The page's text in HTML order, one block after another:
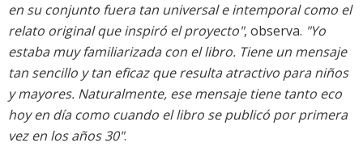
en su conjunto fuera tan universal e intemporal como el
relato original que inspiró el proyecto", observa. "Yo
estaba muy familiarizada con el libro. Tiene un mensaje
tan sencillo y tan eficaz que resulta atractivo para niños
y mayores. Naturalmente, ese mensaje tiene tanto eco
hoy en día como cuando el libro se publicó por primera
vez en los años 30".